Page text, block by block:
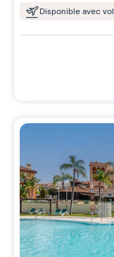
Disponible avec vol